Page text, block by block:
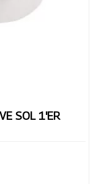
SOL 1'ER